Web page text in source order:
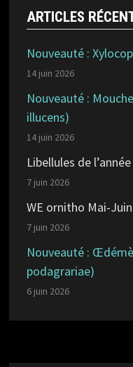
ARTICLES
Nouveauté :
14 juin 2026
Nouveauté :
illucens)
14 juin 2026
Libellules de
7 juin 2026
WE ornitho Mai-
7 juin 2026
Nouveauté :
podagrariae)
6 juin 2026